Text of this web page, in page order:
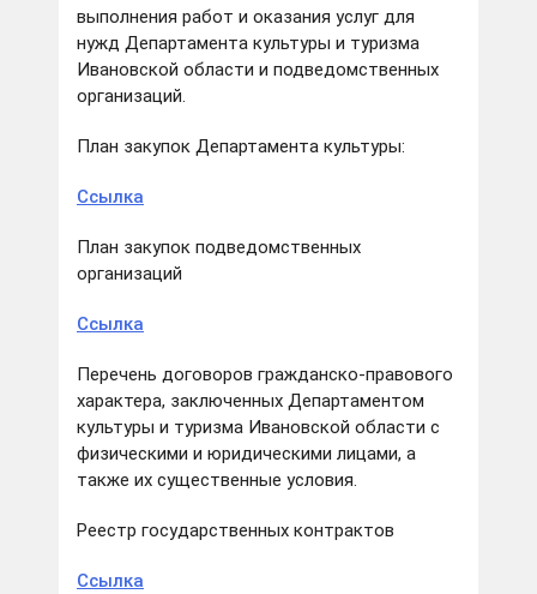
выполнения работ и оказания услуг для
нужд Департамента культуры и туризма
Ивановской области и подведомственных
организаций.
План закупок Департамента культуры:
Ссылка
План закупок подведомственных
организаций
Ссылка
Перечень договоров гражданско-правового
характера, заключенных Департаментом
культуры и туризма Ивановской области с
физическими и юридическими лицами, а
также их существенные условия.
Реестр государственных контрактов
Ссылка